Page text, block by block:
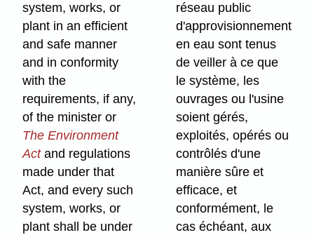
system, works, or
plant in an efficient
and safe manner
and in conformity
with the
requirements, if any,
of the minister or
The Environment
Actand regulations
made under that
Act, and every such
system, works, or
plant shall be under
réseau public
d'approvisionnement
en eau sont tenus
de veiller à ce que
le système, les
ouvrages ou l'usine
soient gérés,
exploités, opérés ou
contrôlés d'une
manière sûre et
efficace, et
conformément, le
cas échéant, aux